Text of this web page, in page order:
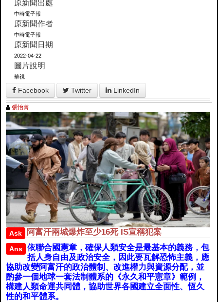
原新聞出處
中時電子報
原新聞作者
中時電子報
原新聞日期
2022-04-22
圖片說明
華視
Facebook Twitter LinkedIn
張怡菁
Ask 阿富汗兩城爆炸至少16死 IS宣稱犯案
Ans
依聯合國憲章，確保人類安全是最基本的義務，包
括人身自由及政治安全，因此要瓦解恐怖主義，應
協助改變阿富汗的政治體制、改進權力與資源分配，並
酌參一個地球一套法制體系的《永久和平憲章》範例，
構建人類命運共同體，協助世界各國建立全面性、恆久
性的和平體系。